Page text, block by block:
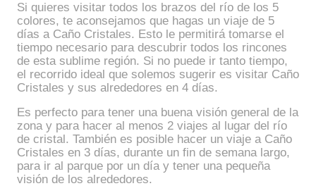
Si quieres visitar todos los brazos del río de los 5
colores, te aconsejamos que hagas un viaje de 5
días a Caño Cristales. Esto le permitirá tomarse el
tiempo necesario para descubrir todos los rincones
de esta sublime región. Si no puede ir tanto tiempo,
el recorrido ideal que solemos sugerir es visitar Caño
Cristales y sus alrededores en 4 días.
Es perfecto para tener una buena visión general de la
zona y para hacer al menos 2 viajes al lugar del río
de cristal. También es posible hacer un viaje a Caño
Cristales en 3 días, durante un fin de semana largo,
para ir al parque por un día y tener una pequeña
visión de los alrededores.